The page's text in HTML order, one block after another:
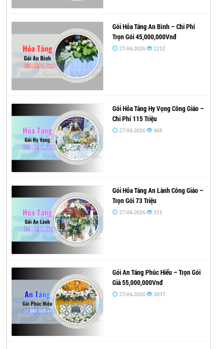
Gói Hỏa Táng An Bình – Chi Phí
Trọn Gói 45,000,000Vnđ
27-04-2026 2212
Gói Hỏa Táng Hy Vọng Công Giáo –
Chi Phí 115 Triệu
27-04-2026 468
Gói Hỏa Táng An Lành Công Giáo –
Trọn Gói 73 Triệu
27-04-2026 511
Gói An Táng Phúc Hiếu – Trọn Gói
Giá 55,000,000Vnđ
27-04-2026 2037